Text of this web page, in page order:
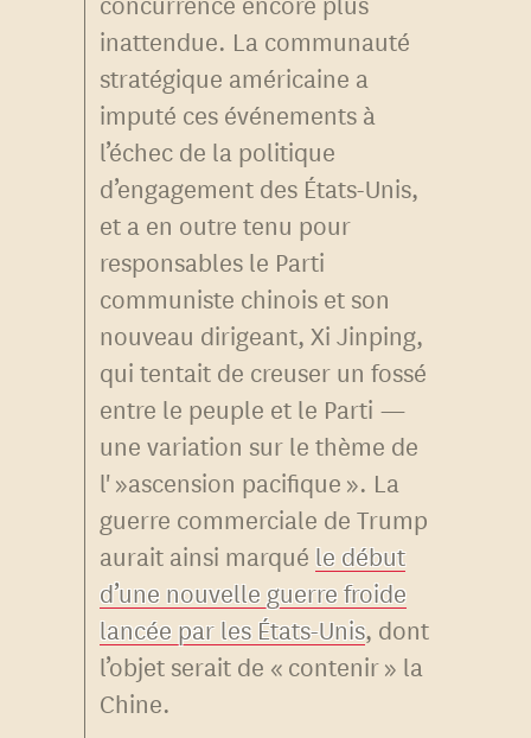
inattendue. La communauté
stratégique américaine a
imputé ces événements à
l’échec de la politique
d’engagement des États-Unis,
et a en outre tenu pour
responsables le Parti
communiste chinois et son
nouveau dirigeant, Xi Jinping,
qui tentait de creuser un fossé
entre le peuple et le Parti —
une variation sur le thème de
l' »ascension pacifique ». La
guerre commerciale de Trump
aurait ainsi marquéle début
d’une nouvelle guerre froide
lancée par les États-Unis, dont
l’objet serait de « contenir » la
Chine.